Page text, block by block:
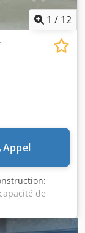
1 / 12
Appel
de
2 ID :